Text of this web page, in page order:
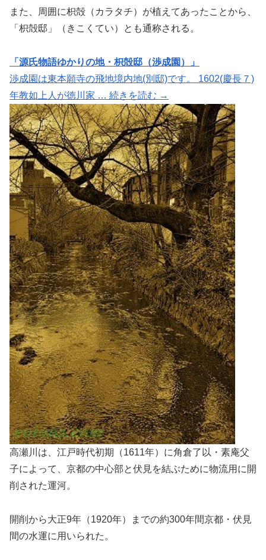
また、周囲に枳殻（カラタチ）が植えてあったことから、
「枳殻邸」（きこくてい）とも通称される。
「源氏物語ゆかりの地・枳殻邸（渉成園）」
渉成園は東本願寺の飛地境内地(別邸)です。 1602(慶長７)
年教如上人が徳川家 … 続きを読む →
高瀬川は、江戸時代初期（1611年）に角倉了以・素庵父
子によって、京都の中心部と伏見を結ぶために物流用に開
削された運河。
開削から大正9年（1920年）までの約300年間京都・伏見
間の水運に用いられた。